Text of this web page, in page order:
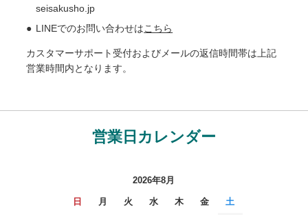
seisakusho.jp
LINEでのお問い合わせはこちら
カスタマーサポート受付およびメールの返信時間帯は上記
営業時間内となります。
営業日カレンダー
2026年8月
日 月 火 水 木 金 土